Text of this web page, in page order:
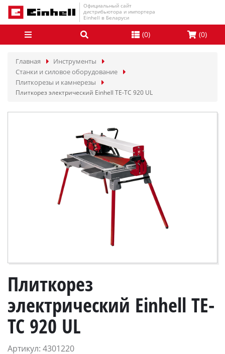
Официальный сайт
дистрибьютора и импортера
Einhell в Беларуси
(0) (0)
Главная
Инструменты
Станки и силовое оборудование
Плиткорезы и камнерезы
Плиткорез электрический Einhell TE-TC 920 UL
Плиткорез
электрический Einhell TE-
TC 920 UL
Артикул: 4301220